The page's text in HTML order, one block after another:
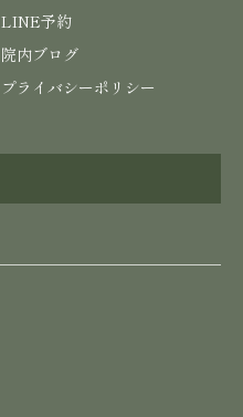
LINE予約
院内ブログ
プライバシーポリシー